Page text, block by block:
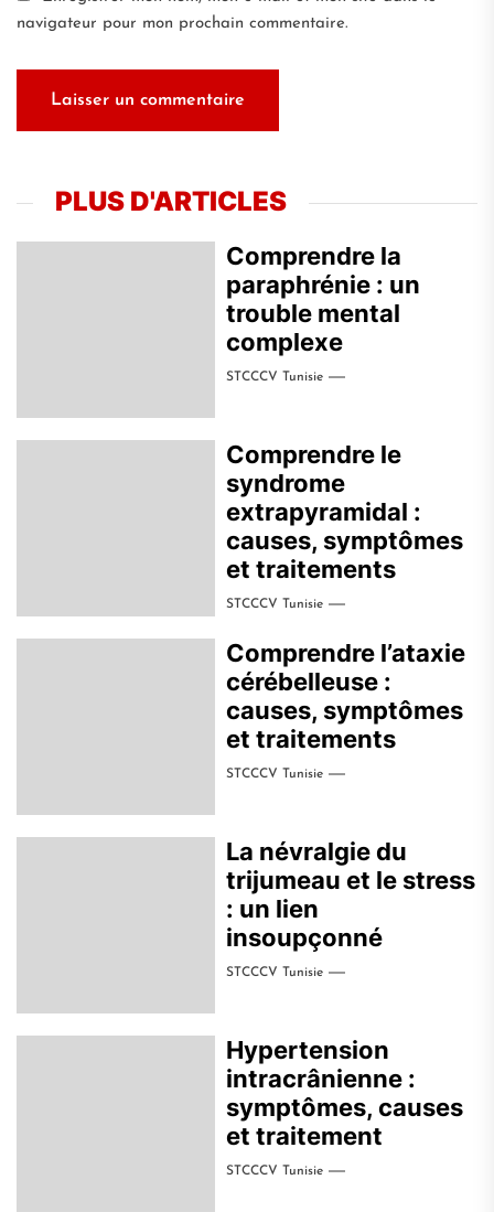
navigateur pour mon prochain commentaire.
PLUS D'ARTICLES
Comprendre la
paraphrénie : un
trouble mental
complexe
STCCCV Tunisie
Comprendre le
syndrome
extrapyramidal :
causes, symptômes
et traitements
STCCCV Tunisie
Comprendre l’ataxie
cérébelleuse :
causes, symptômes
et traitements
STCCCV Tunisie
La névralgie du
trijumeau et le stress
: un lien
insoupçonné
STCCCV Tunisie
Hypertension
intracrânienne :
symptômes, causes
et traitement
STCCCV Tunisie